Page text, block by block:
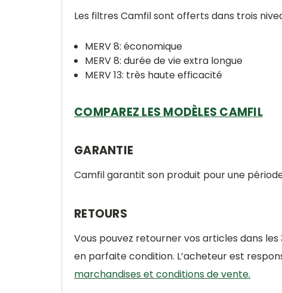
Les filtres Camfil sont offerts dans trois
MERV 8: économique
MERV 8: durée de vie extra longue
MERV 13: très haute efficacité
COMPAREZ LES MODÈLES CAMFIL
GARANTIE
Camfil garantit son produit pour une
RETOURS
Vous pouvez retourner vos articles dans
en parfaite condition. L’acheteur est
marchandises et conditions de vente.